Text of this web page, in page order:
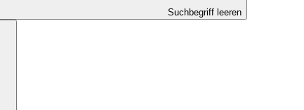
Suchbegriff leeren